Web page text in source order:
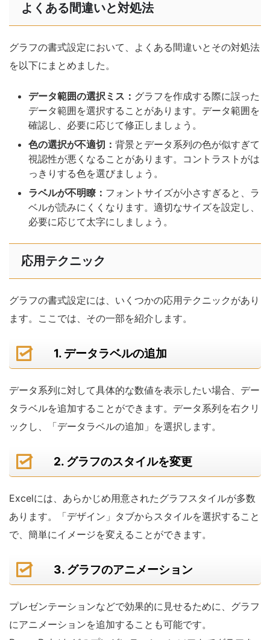
よくある間違いと対処法
グラフの書式設定において、よくある間違いとその対処法
を以下にまとめました。
データ範囲の選択ミス： グラフを作成する際に誤った
データ範囲を選択することがあります。データ範囲を
確認し、必要に応じて修正しましょう。
色の選択が不適切： 背景とデータ系列の色が似すぎて
視認性が悪くなることがあります。コントラストがは
っきりする色を選びましょう。
ラベルが不明瞭： フォントサイズが小さすぎると、ラ
ベルが読みにくくなります。適切なサイズを設定し、
必要に応じて太字にしましょう。
応用テクニック
グラフの書式設定には、いくつかの応用テクニックがあり
ます。ここでは、その一部を紹介します。
1. データラベルの追加
データ系列に対して具体的な数値を表示したい場合、デー
タラベルを追加することができます。データ系列を右クリ
ックし、「データラベルの追加」を選択します。
2. グラフのスタイルを変更
Excelには、あらかじめ用意されたグラフスタイルが多数
あります。「デザイン」タブからスタイルを選択すること
で、簡単にイメージを変えることができます。
3. グラフのアニメーション
プレゼンテーションなどで効果的に見せるために、グラフ
にアニメーションを追加することも可能です。